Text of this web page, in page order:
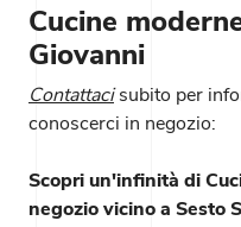
Cucine
Giovanni
Contattacisubito per
conoscerci in negozio:
Scopri un'infinità di
negozio vicino a Sesto